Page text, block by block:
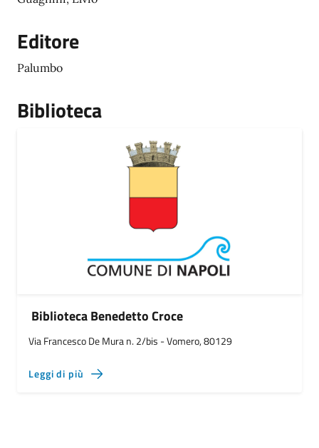
Editore
Palumbo
Biblioteca
Biblioteca Benedetto Croce
Via Francesco De Mura n. 2/bis - Vomero, 80129
Leggi di più